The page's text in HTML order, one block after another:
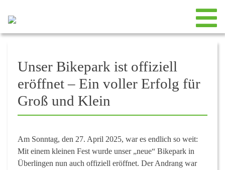
Unser Bikepark ist offiziell
eröffnet – Ein voller Erfolg für
Groß und Klein
Am Sonntag, den 27. April 2025, war es endlich so weit:
Mit einem kleinen Fest wurde unser „neue“ Bikepark in
Überlingen nun auch offiziell eröffnet. Der Andrang war